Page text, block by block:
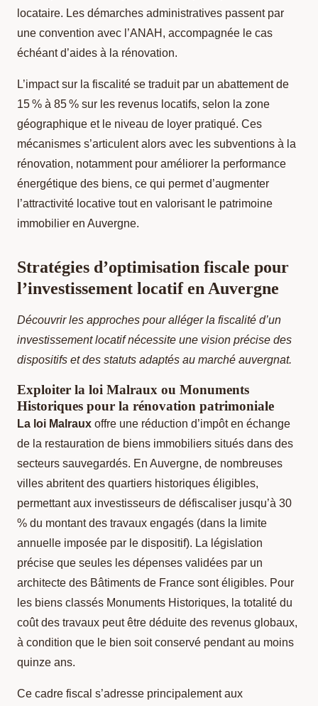
locataire. Les démarches administratives passent par
une convention avec l’ANAH, accompagnée le cas
échéant d’aides à la rénovation.
L’impact sur la fiscalité se traduit par un abattement de
15 % à 85 % sur les revenus locatifs, selon la zone
géographique et le niveau de loyer pratiqué. Ces
mécanismes s’articulent alors avec les subventions à la
rénovation, notamment pour améliorer la performance
énergétique des biens, ce qui permet d’augmenter
l’attractivité locative tout en valorisant le patrimoine
immobilier en Auvergne.
Stratégies d’optimisation fiscale pour
l’investissement locatif en Auvergne
Découvrir les approches pour alléger la fiscalité d’un
investissement locatif nécessite une vision précise des
dispositifs et des statuts adaptés au marché auvergnat.
Exploiter la loi Malraux ou Monuments
Historiques pour la rénovation patrimoniale
La loi Malraux offre une réduction d’impôt en échange
de la restauration de biens immobiliers situés dans des
secteurs sauvegardés. En Auvergne, de nombreuses
villes abritent des quartiers historiques éligibles,
permettant aux investisseurs de défiscaliser jusqu’à 30
% du montant des travaux engagés (dans la limite
annuelle imposée par le dispositif). La législation
précise que seules les dépenses validées par un
architecte des Bâtiments de France sont éligibles. Pour
les biens classés Monuments Historiques, la totalité du
coût des travaux peut être déduite des revenus globaux,
à condition que le bien soit conservé pendant au moins
quinze ans.
Ce cadre fiscal s’adresse principalement aux